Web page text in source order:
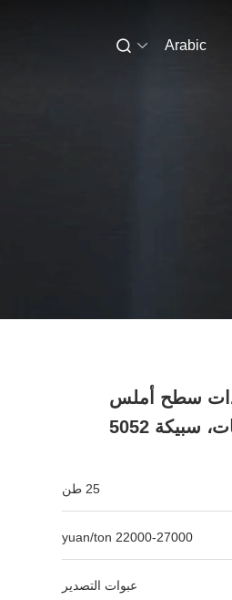
Arabic
ذات سطح أملس
سبيكة 5052
25 طن
22000-27000 yuan/ton
عبوات التصدير